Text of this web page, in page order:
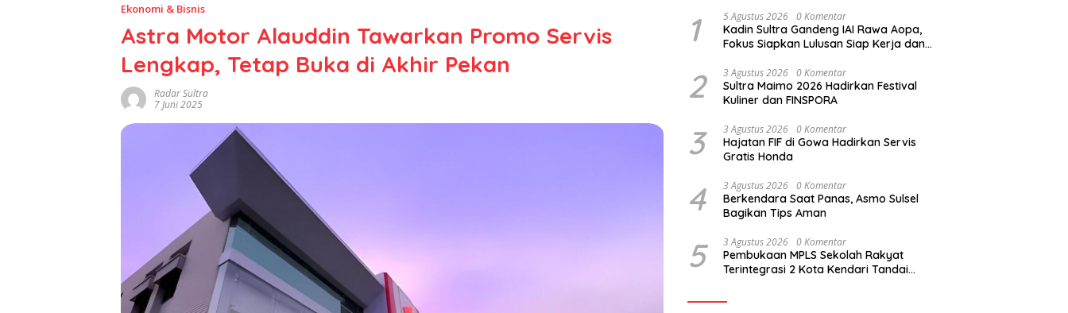
Ekonomi & Bisnis
Astra Motor Alauddin Tawarkan Promo Servis
Lengkap, Tetap Buka di Akhir Pekan
Radar Sultra
7 Juni 2025
1 5 Agustus 2026 0 Komentar
Kadin Sultra Gandeng IAI Rawa Aopa,
Fokus Siapkan Lulusan Siap Kerja dan
2 3 Agustus 2026 0 Komentar
Sultra Maimo 2026 Hadirkan Festival
Kuliner dan FINSPORA
3 3 Agustus 2026 0 Komentar
Hajatan FIF di Gowa Hadirkan Servis
Gratis Honda
4 3 Agustus 2026 0 Komentar
Berkendara Saat Panas, Asmo Sulsel
Bagikan Tips Aman
5 3 Agustus 2026 0 Komentar
Pembukaan MPLS Sekolah Rakyat
Terintegrasi 2 Kota Kendari Tandai